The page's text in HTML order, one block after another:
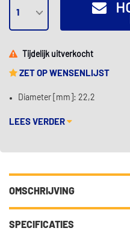
Tijdelijk uitverkocht
ZET OP WENSENLIJST
Diameter [mm]: 22,2
LEES VERDER
OMSCHRIJVING
EAN: 4006633019781
SPECIFICATIES